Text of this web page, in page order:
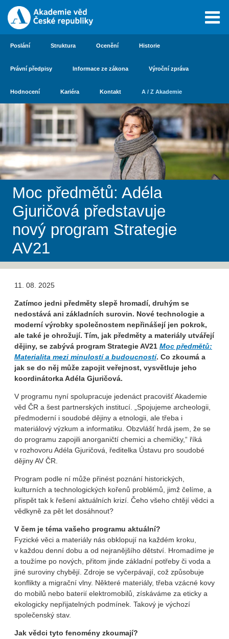
Poslání Struktura Ocenění Historie
Právní předpisy Informace ze zákona Výroční zpráva
Hodnocení Kariéra Kontakt A / Z Akademie
Moc předmětů: Adéla
Gjuričová představuje
nový program Strategie
AV21
11. 08. 2025
Zatímco jedni předměty slepě hromadí, druhým se
nedostává ani základních surovin. Nové technologie a
moderní výrobky společnostem nepřinášejí jen pokrok,
ale také je ohrožují. Tím, jak předměty a materiály utvářejí
dějiny, se zabývá program Strategie AV21 Moc předmětů:
Materialita mezi minulostí a budoucností. Co zkoumá a
jak se do něj může zapojit veřejnost, vysvětluje jeho
koordinátorka Adéla Gjuričová.
V programu nyní spolupracuje jedenáct pracovišť Akademie
věd ČR a šest partnerských institucí. „Spojujeme archeologii,
předmoderní i soudobé dějiny a etnologii, ale třeba i
materiálový výzkum a informatiku. Obzvlášť hrdá jsem, že se
do programu zapojili anorganičtí chemici a chemičky,“ říká
v rozhovoru Adéla Gjuričová, ředitelka Ústavu pro soudobé
dějiny AV ČR.
Program podle ní může přinést poznání historických,
kulturních a technologických kořenů problémů, jimž čelíme, a
přispět tak k řešení aktuálních krizí. Čeho všeho chtějí vědci a
vědkyně za pět let dosáhnout?
V čem je téma vašeho programu aktuální?
Fyzické věci a materiály nás obklopují na každém kroku,
v každou denní dobu a od nejranějšího dětství. Hromadíme je
a toužíme po nových, přitom jinde základní potřeby či voda a
jiné suroviny chybějí. Zdroje se vyčerpávají, což způsobuje
konflikty a migrační vlny. Některé materiály, třeba vzácné kovy
do mobilů nebo baterií elektromobilů, získáváme za eticky a
ekologicky nepřijatelných podmínek. Takový je výchozí
společenský stav.
Jak vědci tyto fenomény zkoumají?